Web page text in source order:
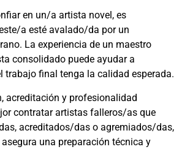
en un/a artista novel, es
a esté avalado/da por un
La experiencia de un maestro
consolidado puede ayudar a
trabajo final tenga la calidad esperada.
acreditación y profesionalidad
contratar artistas falleros/as que
acreditados/das o agremiados/das,
una preparación técnica y